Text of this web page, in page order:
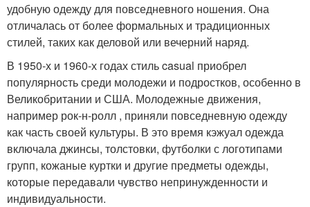
удобную одежду для повседневного ношения. Она
отличалась от более формальных и традиционных
стилей, таких как деловой или вечерний наряд.
В 1950-х и 1960-х годах стиль casual приобрел
популярность среди молодежи и подростков, особенно в
Великобритании и США. Молодежные движения,
например рок-н-ролл , приняли повседневную одежду
как часть своей культуры. В это время кэжуал одежда
включала джинсы, толстовки, футболки с логотипами
групп, кожаные куртки и другие предметы одежды,
которые передавали чувство непринужденности и
индивидуальности.